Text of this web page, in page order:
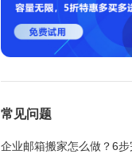
常见问题
企业邮箱搬家怎么做？6步